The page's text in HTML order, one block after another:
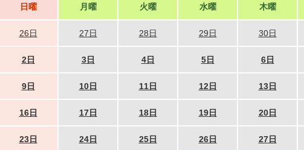
日曜 月曜 火曜 水曜 木曜
26日 27日 28日 29日 30日
2日 3日 4日 5日 6日
9日 10日 11日 12日 13日
16日 17日 18日 19日 20日
23日 24日 25日 26日 27日